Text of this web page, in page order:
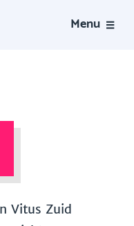
Menu
Vitus Zuid